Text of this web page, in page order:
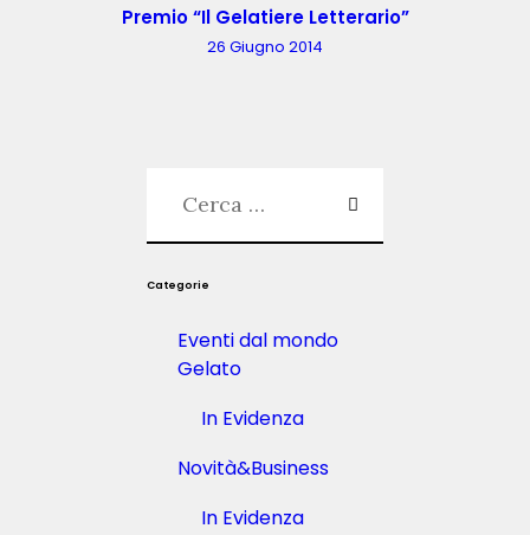
v
a
o
i
s
r
1
Premio “Il Gelatiere Letterario”
26 Giugno 2014
Categorie
Eventi dal mondo
Gelato
In Evidenza
Novità&Business
In Evidenza